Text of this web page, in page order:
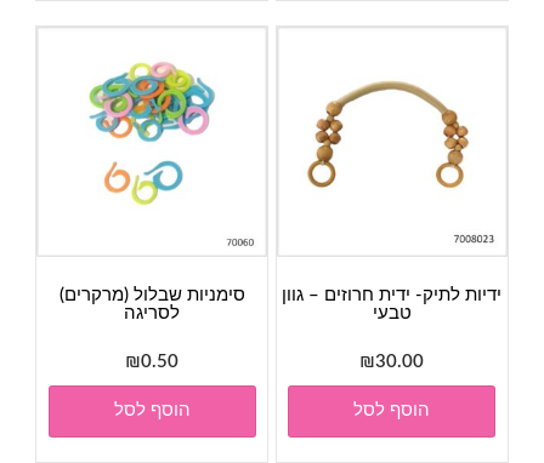
ידיות לתיק- ידית חרוזים – גוון
טבעי
₪30.00
הוסף לסל
סימניות שבלול (מרקרים)
לסריגה
₪0.50
הוסף לסל